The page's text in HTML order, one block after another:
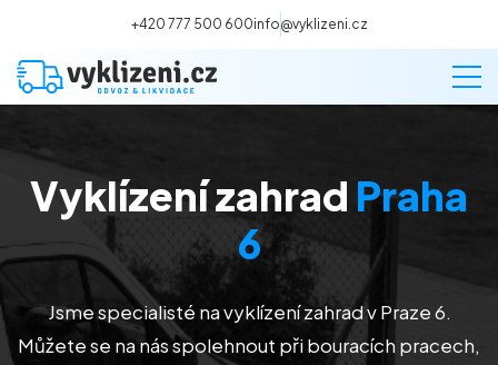
+420 777 500 600info@vyklizeni.cz
Vyklízení
Stěhování
Malování
Vyklízení zahrad Praha
6
Jsme specialisté na vyklízení zahrad v Praze 6.
Můžete se na nás spolehnout při bouracích pracech,